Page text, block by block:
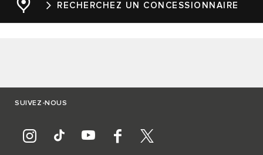
RECHERCHEZ UN CONCESSIONNAIRE
SUIVEZ-NOUS